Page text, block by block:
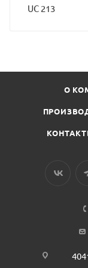
UC 213
О